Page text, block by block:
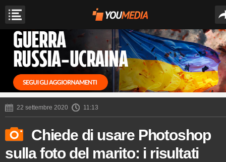
22 settembre 2020 11:13
Chiede di usare Photoshop
sulla foto del marito: i risultati